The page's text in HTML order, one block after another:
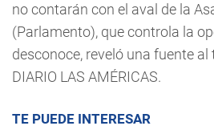
no contarán con el aval de la
(Parlamento), que controla la
desconoce, reveló una fuente
DIARIO LAS AMÉRICAS.
TE PUEDE INTERESAR